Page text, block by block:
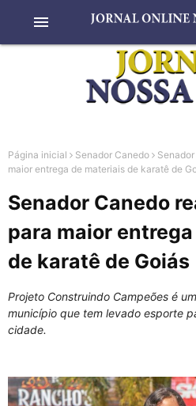
menu
Página inicial Senador Canedo
maior entrega de materiais de karatê de
Senador Canedo
para maior
de karatê de Goiás
Projeto Construindo Campeões é
município que tem levado esporte
cidade.